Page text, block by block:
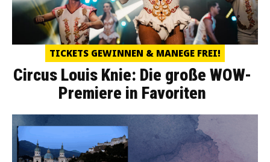
TICKETS GEWINNEN & MANEGE FREI!
Circus Louis Knie: Die große WOW-
Premiere in Favoriten